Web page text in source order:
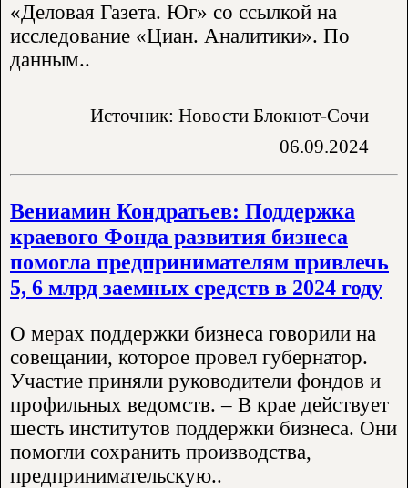
«Деловая Газета. Юг» со ссылкой на
исследование «Циан. Аналитики». По
данным..
Источник: Новости Блокнот-Сочи
06.09.2024
Вениамин Кондратьев: Поддержка
краевого Фонда развития бизнеса
помогла предпринимателям привлечь
5, 6 млрд заемных средств в 2024 году
О мерах поддержки бизнеса говорили на
совещании, которое провел губернатор.
Участие приняли руководители фондов и
профильных ведомств. – В крае действует
шесть институтов поддержки бизнеса. Они
помогли сохранить производства,
предпринимательскую..